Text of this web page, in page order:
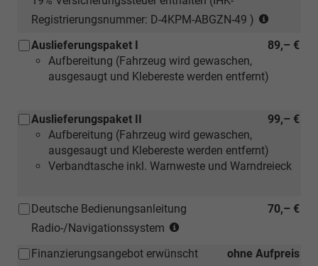
Registrierungsnummer: D-4KPM-ABGZN-49 )
89,– €
Auslieferungspaket I
Aufbereitung (Fahrzeug wird gewaschen,
ausgesaugt und Klebereste werden entfernt)
99,– €
Auslieferungspaket II
Aufbereitung (Fahrzeug wird gewaschen,
ausgesaugt und Klebereste werden entfernt)
Verbandtasche inkl. Warnweste und Warndreieck
70,– €
Deutsche Bedienungsanleitung
Radio-/Navigationssystem
auch
ohne Aufpreis
Finanzierungsangebot erwünscht